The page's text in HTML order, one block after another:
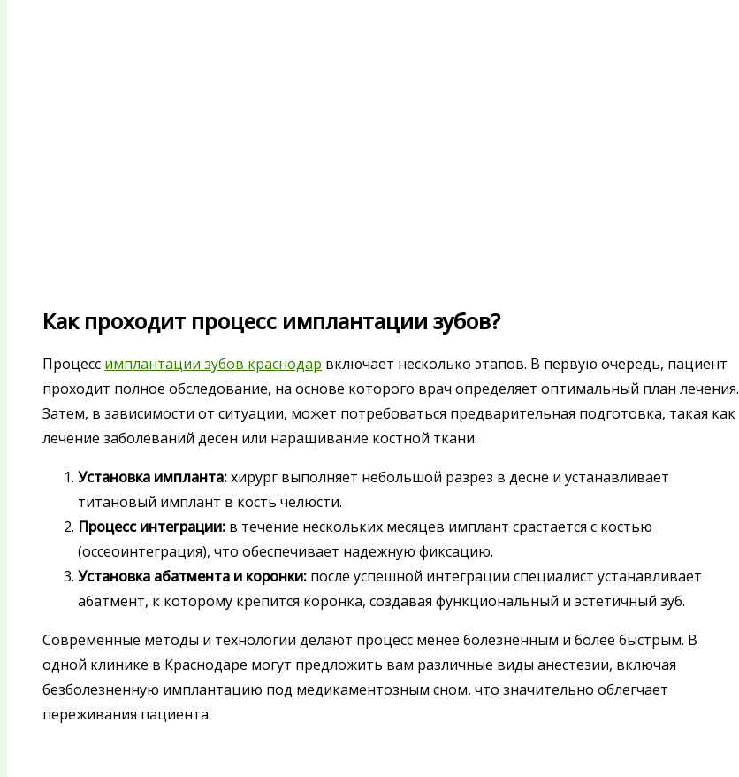
Как проходит процесс имплантации зубов?
Процесс имплантации зубов краснодар включает несколько этапов. В первую очередь, пациент
проходит полное обследование, на основе которого врач определяет оптимальный план лечения.
Затем, в зависимости от ситуации, может потребоваться предварительная подготовка, такая как
лечение заболеваний десен или наращивание костной ткани.
Установка импланта:хирург выполняет небольшой разрез в десне и устанавливает
титановый имплант в кость челюсти.
Процесс интеграции: в течение нескольких месяцев имплант срастается с костью
(оссеоинтеграция), что обеспечивает надежную фиксацию.
Установка абатмента и коронки: после успешной интеграции специалист устанавливает
абатмент, к которому крепится коронка, создавая функциональный и эстетичный зуб.
Современные методы и технологии делают процесс менее болезненным и более быстрым. В
одной клинике в Краснодаре могут предложить вам различные виды анестезии, включая
безболезненную имплантацию под медикаментозным сном, что значительно облегчает
переживания пациента.